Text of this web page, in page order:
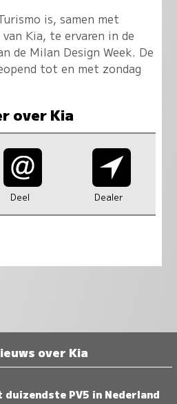
is, samen met
Kia, te ervaren in de
de Milan Design Week. De
tot en met zondag
over Kia
Deel Dealer
over Kia
duizendste PV5 in Nederland